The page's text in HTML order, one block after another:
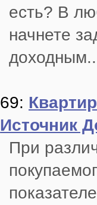
есть? В
начнете
доходным..
69:
Источник
При